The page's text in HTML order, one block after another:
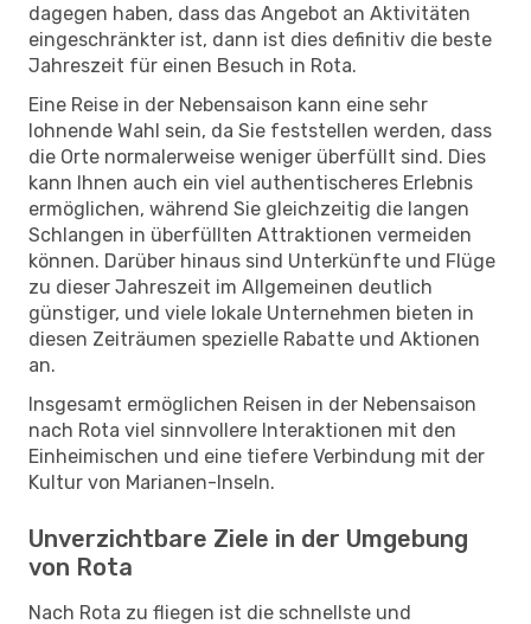
dagegen haben, dass das Angebot an Aktivitäten
eingeschränkter ist, dann ist dies definitiv die beste
Jahreszeit für einen Besuch in Rota.
Eine Reise in der Nebensaison kann eine sehr
lohnende Wahl sein, da Sie feststellen werden, dass
die Orte normalerweise weniger überfüllt sind. Dies
kann Ihnen auch ein viel authentischeres Erlebnis
ermöglichen, während Sie gleichzeitig die langen
Schlangen in überfüllten Attraktionen vermeiden
können. Darüber hinaus sind Unterkünfte und Flüge
zu dieser Jahreszeit im Allgemeinen deutlich
günstiger, und viele lokale Unternehmen bieten in
diesen Zeiträumen spezielle Rabatte und Aktionen
an.
Insgesamt ermöglichen Reisen in der Nebensaison
nach Rota viel sinnvollere Interaktionen mit den
Einheimischen und eine tiefere Verbindung mit der
Kultur von Marianen-Inseln.
Unverzichtbare Ziele in der Umgebung
von Rota
Nach Rota zu fliegen ist die schnellste und